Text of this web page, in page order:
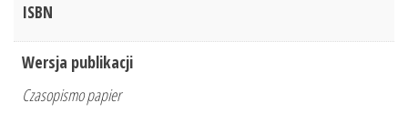
ISBN
Wersja publikacji
Czasopismo papier